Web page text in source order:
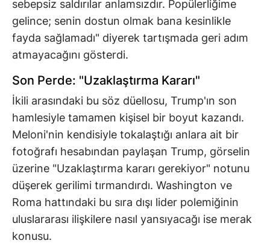
sebepsiz saldırılar anlamsızdır. Popülerliğime
gelince; senin dostun olmak bana kesinlikle
fayda sağlamadı" diyerek tartışmada geri adım
atmayacağını gösterdi.
Son Perde: "Uzaklaştırma Kararı"
İkili arasındaki bu söz düellosu, Trump'ın son
hamlesiyle tamamen kişisel bir boyut kazandı.
Meloni'nin kendisiyle tokalaştığı anlara ait bir
fotoğrafı hesabından paylaşan Trump, görselin
üzerine "Uzaklaştırma kararı gerekiyor" notunu
düşerek gerilimi tırmandırdı. Washington ve
Roma hattındaki bu sıra dışı lider polemiğinin
uluslararası ilişkilere nasıl yansıyacağı ise merak
konusu.